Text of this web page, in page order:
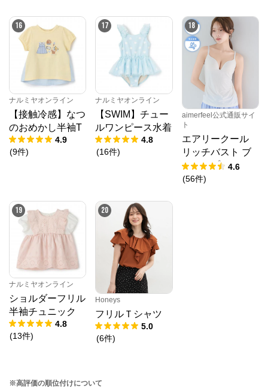
16
ナルミヤオンライン
【接触冷感】なつ
のおめかし半袖T
4.9
(9件)
17
ナルミヤオンライン
【SWIM】チュー
ルワンピース水着
4.8
(16件)
18
aimerfeel公式通販サイ
ト
エアリークール
リッチバスト ブ
ラトップ (ワイヤ
ー入り)
4.6
(56件)
19
ナルミヤオンライン
ショルダーフリル
半袖チュニック
4.8
(13件)
20
Honeys
フリルＴシャツ
5.0
(6件)
※高評価の順位付けについて